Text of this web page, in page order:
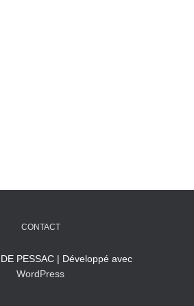
CONTACT
PESSAC | Développé avec
WordPress